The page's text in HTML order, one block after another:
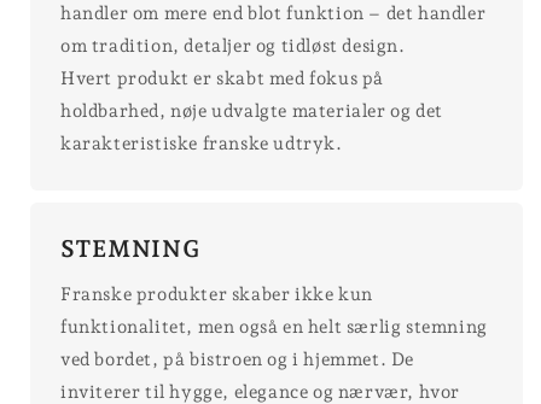
handler om mere end blot funktion – det handler
om tradition, detaljer og tidløst design.
Hvert produkt er skabt med fokus på
holdbarhed, nøje udvalgte materialer og det
karakteristiske franske udtryk.
STEMNING
Franske produkter skaber ikke kun
funktionalitet, men også en helt særlig stemning
ved bordet, på bistroen og i hjemmet. De
inviterer til hygge, elegance og nærvær, hvor